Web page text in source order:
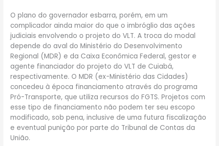
O plano do governador esbarra, porém, em um
complicador ainda maior do que o imbróglio das ações
judiciais envolvendo o projeto do VLT. A troca do modal
depende do aval do Ministério do Desenvolvimento
Regional (MDR) e da Caixa Econômica Federal, gestor e
agente financiador do projeto do VLT de Cuiabá,
respectivamente. O MDR (ex-Ministério das Cidades)
concedeu à época financiamento através do programa
Pró-Transporte, que utiliza recursos do FGTS. Projetos com
esse tipo de financiamento não podem ter seu escopo
modificado, sob pena, inclusive de uma futura fiscalização
e eventual punição por parte do Tribunal de Contas da
União.